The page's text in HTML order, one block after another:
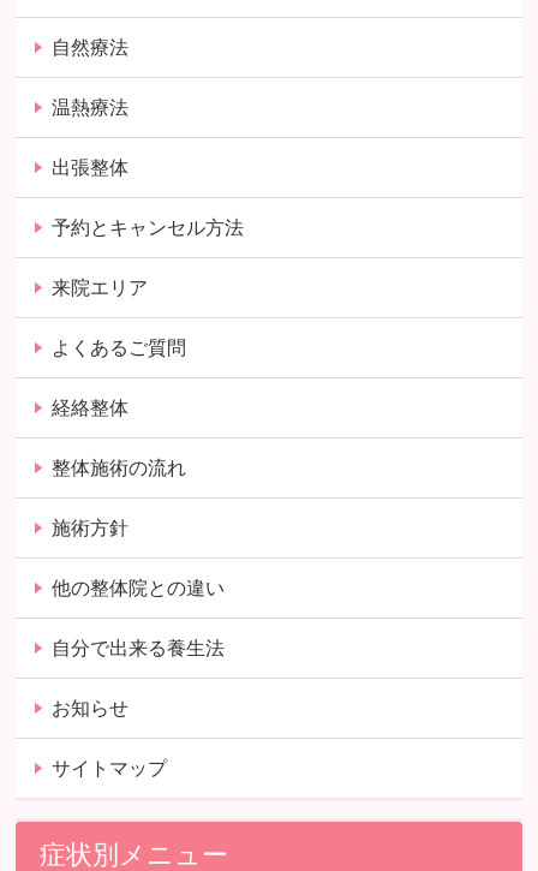
自然療法
温熱療法
出張整体
予約とキャンセル方法
来院エリア
よくあるご質問
経絡整体
整体施術の流れ
施術方針
他の整体院との違い
自分で出来る養生法
お知らせ
サイトマップ
症状別メニュー